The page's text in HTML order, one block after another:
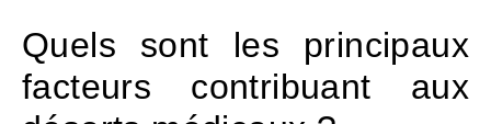
Quels sont les principaux
facteurs contribuant aux